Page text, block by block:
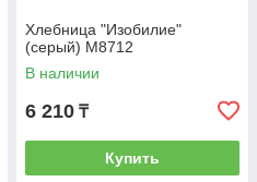
Хлебница "Изобилие"
(серый) М8712
В наличии
6 210 ₸
Купить